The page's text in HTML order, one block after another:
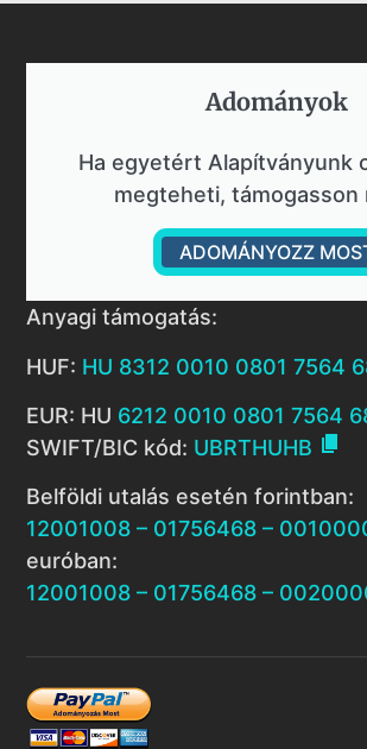
Adományok​
Ha egyetért Alapítványunk
megteheti, támogasson
ADOMÁNYOZZ
Anyagi támogatás:
HUF: HU 8312 0010 0801 7564
EUR: HU 6212 0010 0801 7564
SWIFT/BIC kód: UBRTHUHB 
Belföldi utalás esetén forintban:
12001008 – 01756468 –
euróban:
12001008 – 01756468 –